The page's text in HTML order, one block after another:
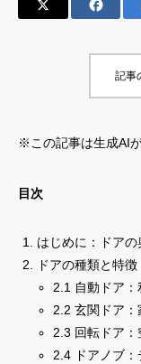
記事
※この記事は生成AIが
目次
はじめに：ドア
ドアの種類と特徴
2.1 自動ドア
2.2 玄関ドア
2.3 回転ドア
2.4 ドアノブ
特定商取引法
プライバシーポリシー